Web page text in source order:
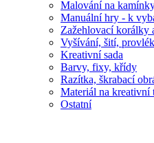
Malování na
Manuální hry - k
Zažehlovací korálky
Vyšívání, šití,
Kreativní sada
Barvy, fixy, křídy
Razítka, škrabací
Materiál na kreativní
Ostatní